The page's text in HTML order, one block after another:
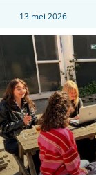
13 mei 2026